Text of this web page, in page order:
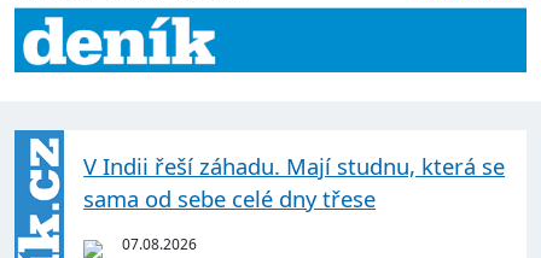
V Indii řeší záhadu. Mají studnu, která se
sama od sebe celé dny třese
07.08.2026